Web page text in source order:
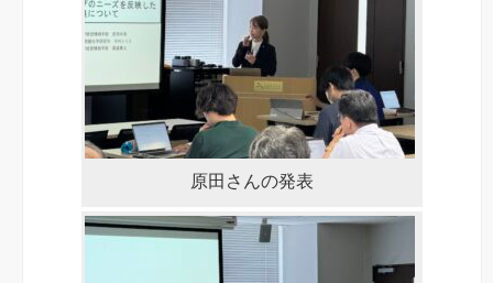
原田さんの発表